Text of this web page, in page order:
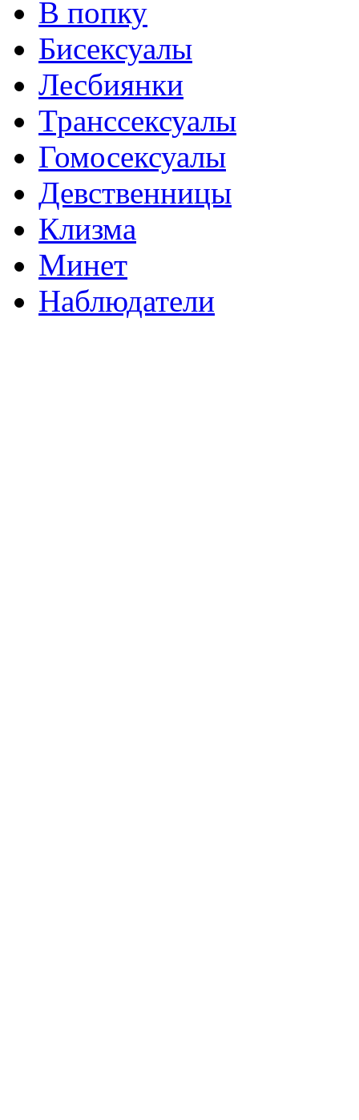
В попку
Бисексуалы
Лесбиянки
Транссексуалы
Гомосексуалы
Девственницы
Клизма
Минет
Наблюдатели